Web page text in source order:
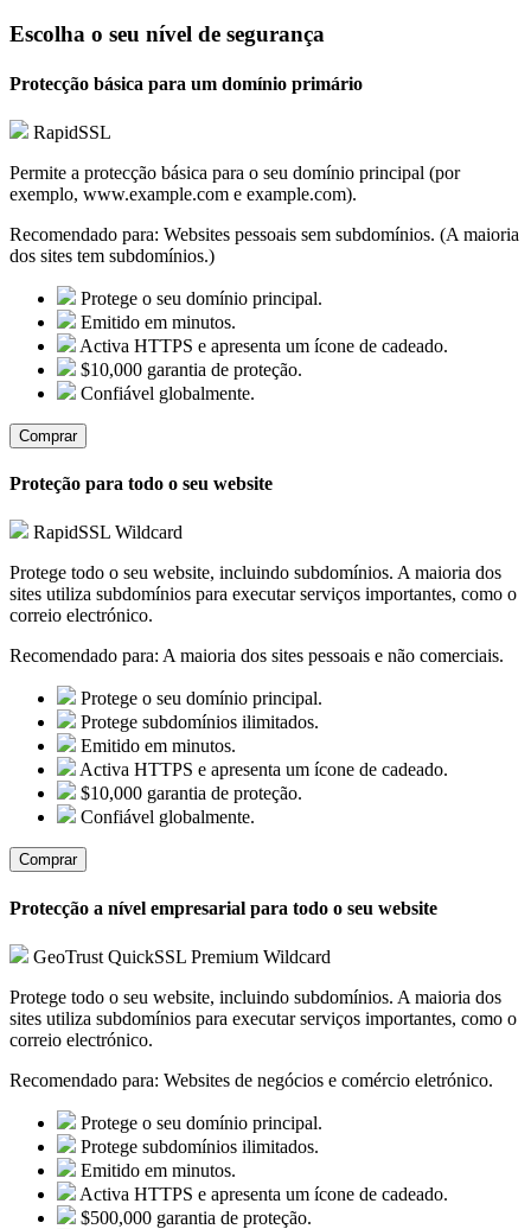
Escolha o seu nível de segurança
Protecção básica para um domínio primário
RapidSSL
Permite a protecção básica para o seu domínio principal (por
exemplo, www.example.com e example.com).
Recomendado para: Websites pessoais sem subdomínios. (A maioria
dos sites tem subdomínios.)
Protege o seu domínio principal.
Emitido em minutos.
Activa HTTPS e apresenta um ícone de cadeado.
$10,000 garantia de proteção.
Confiável globalmente.
Comprar
Proteção para todo o seu website
RapidSSL Wildcard
Protege todo o seu website, incluindo subdomínios. A maioria dos
sites utiliza subdomínios para executar serviços importantes, como o
correio electrónico.
Recomendado para: A maioria dos sites pessoais e não comerciais.
Protege o seu domínio principal.
Protege subdomínios ilimitados.
Emitido em minutos.
Activa HTTPS e apresenta um ícone de cadeado.
$10,000 garantia de proteção.
Confiável globalmente.
Comprar
Protecção a nível empresarial para todo o seu website
GeoTrust QuickSSL Premium Wildcard
Protege todo o seu website, incluindo subdomínios. A maioria dos
sites utiliza subdomínios para executar serviços importantes, como o
correio electrónico.
Recomendado para: Websites de negócios e comércio eletrónico.
Protege o seu domínio principal.
Protege subdomínios ilimitados.
Emitido em minutos.
Activa HTTPS e apresenta um ícone de cadeado.
$500,000 garantia de proteção.